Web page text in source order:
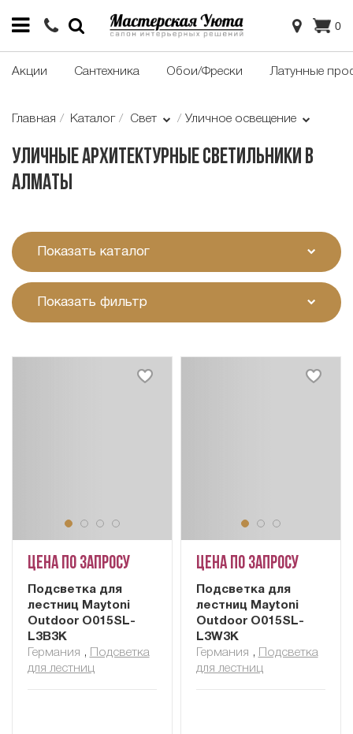
0
Акции Сантехника Обои/Фрески Латунные
Главная Каталог Свет Уличное освещение
Уличные архитектурные светильники в
Алматы
Показать каталог
Показать фильтр
Цена по запросу
Подсветка для
лестниц Maytoni
Outdoor O015SL-
L3B3K
Германия ,
Подсветка
для лестниц
Цена по запросу
Подсветка для
лестниц Maytoni
Outdoor O015SL-
L3W3K
Германия ,
Подсветка
для лестниц